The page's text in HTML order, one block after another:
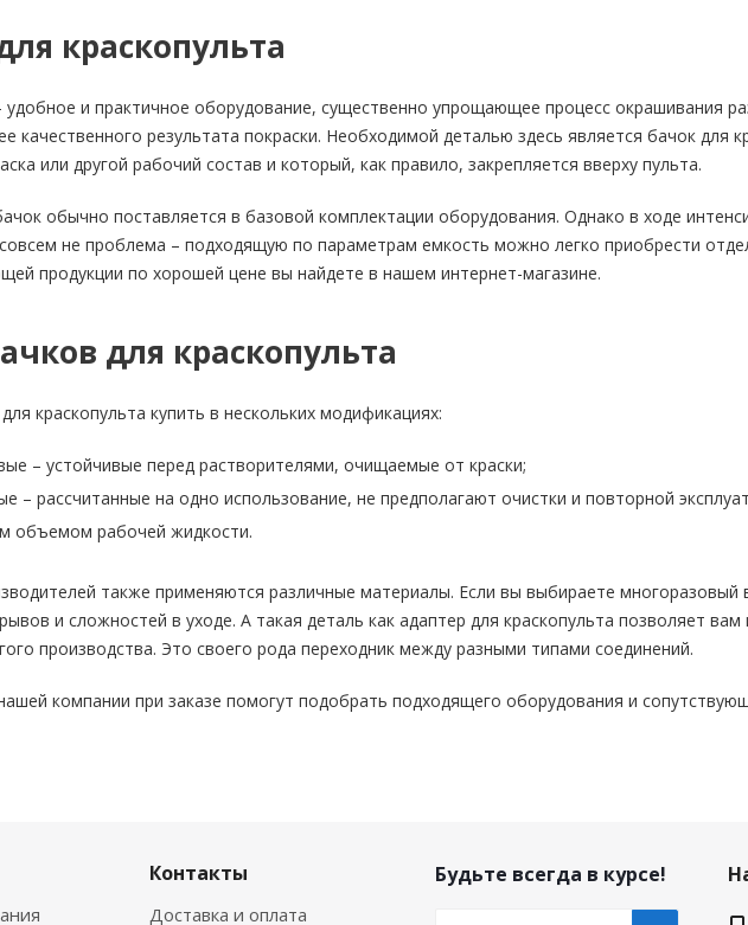
краскопульта
удобное и практичное оборудование, существенно упрощающее процесс окрашивания
качественного результата покраски. Необходимой деталью здесь является бачок для
или другой рабочий состав и который, как правило, закрепляется вверху пульта.
обычно поставляется в базовой комплектации оборудования. Однако в ходе
не проблема – подходящую по параметрам емкость можно легко приобрести
продукции по хорошей цене вы найдете в нашем интернет-магазине.
для краскопульта
краскопульта купить в нескольких модификациях:
– устойчивые перед растворителями, очищаемые от краски;
– рассчитанные на одно использование, не предполагают очистки и повторной
объемом рабочей жидкости.
также применяются различные материалы. Если вы выбираете
и сложностей в уходе. А такая деталь как адаптер для краскопульта позволяет
производства. Это своего рода переходник между разными типами соединений.
компании при заказе помогут подобрать подходящего оборудования и
Контакты
Доставка и оплата
Будьте всегда в курсе!